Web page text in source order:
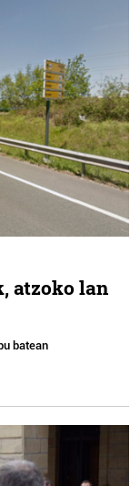
atzoko lan
batean